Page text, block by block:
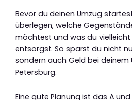
Bevor du deinen Umzug
überlegen, welche
möchtest und was du
entsorgst. So sparst du nicht
sondern auch Geld bei deinem
Petersburg.
Eine gute Planung ist das A